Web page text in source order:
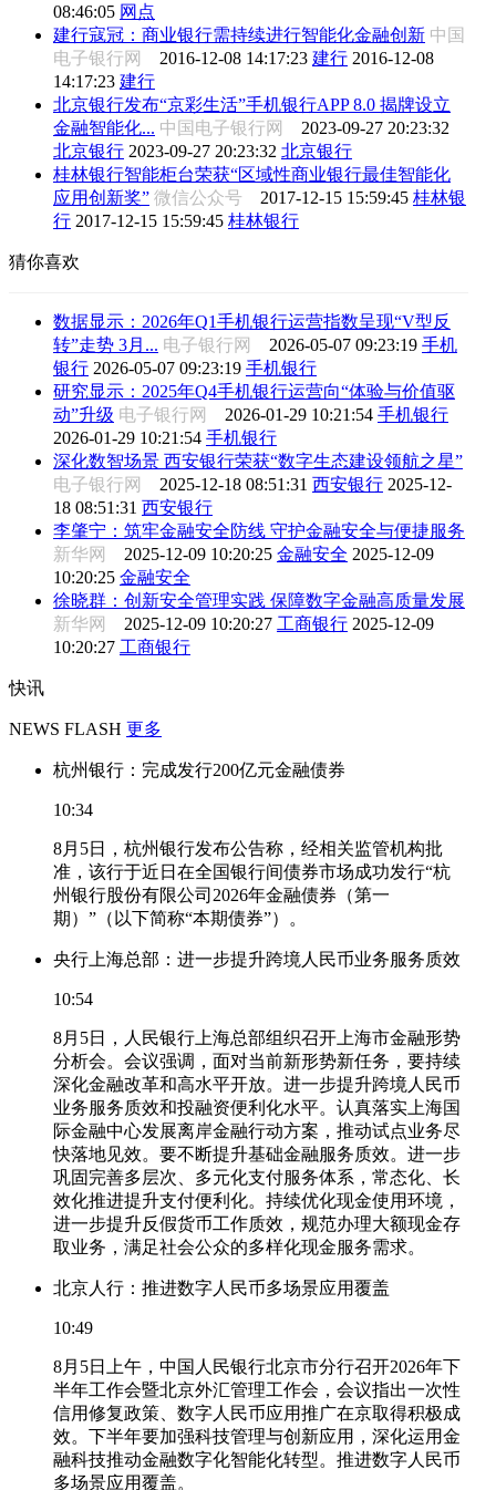
08:46:05 网点
建行寇冠：商业银行需持续进行智能化金融创新 中国
电子银行网 2016-12-08 14:17:23 建行 2016-12-08
14:17:23 建行
北京银行发布“京彩生活”手机银行APP 8.0 揭牌设立
金融智能化... 中国电子银行网 2023-09-27 20:23:32
北京银行 2023-09-27 20:23:32 北京银行
桂林银行智能柜台荣获“区域性商业银行最佳智能化
应用创新奖” 微信公众号 2017-12-15 15:59:45 桂林银
行 2017-12-15 15:59:45 桂林银行
猜你喜欢
数据显示：2026年Q1手机银行运营指数呈现“V型反
转”走势 3月... 电子银行网 2026-05-07 09:23:19 手机
银行 2026-05-07 09:23:19 手机银行
研究显示：2025年Q4手机银行运营向“体验与价值驱
动”升级 电子银行网 2026-01-29 10:21:54 手机银行
2026-01-29 10:21:54 手机银行
深化数智场景 西安银行荣获“数字生态建设领航之星”
电子银行网 2025-12-18 08:51:31 西安银行 2025-12-
18 08:51:31 西安银行
李肇宁：筑牢金融安全防线 守护金融安全与便捷服务
新华网 2025-12-09 10:20:25 金融安全 2025-12-09
10:20:25 金融安全
徐晓群：创新安全管理实践 保障数字金融高质量发展
新华网 2025-12-09 10:20:27 工商银行 2025-12-09
10:20:27 工商银行
快讯
NEWS FLASH 更多
杭州银行：完成发行200亿元金融债券
10:34
8月5日，杭州银行发布公告称，经相关监管机构批
准，该行于近日在全国银行间债券市场成功发行“杭
州银行股份有限公司2026年金融债券（第一
期）”（以下简称“本期债券”）。
央行上海总部：进一步提升跨境人民币业务服务质效
10:54
8月5日，人民银行上海总部组织召开上海市金融形势
分析会。会议强调，面对当前新形势新任务，要持续
深化金融改革和高水平开放。进一步提升跨境人民币
业务服务质效和投融资便利化水平。认真落实上海国
际金融中心发展离岸金融行动方案，推动试点业务尽
快落地见效。要不断提升基础金融服务质效。进一步
巩固完善多层次、多元化支付服务体系，常态化、长
效化推进提升支付便利化。持续优化现金使用环境，
进一步提升反假货币工作质效，规范办理大额现金存
取业务，满足社会公众的多样化现金服务需求。
北京人行：推进数字人民币多场景应用覆盖
10:49
8月5日上午，中国人民银行北京市分行召开2026年下
半年工作会暨北京外汇管理工作会，会议指出一次性
信用修复政策、数字人民币应用推广在京取得积极成
效。下半年要加强科技管理与创新应用，深化运用金
融科技推动金融数字化智能化转型。推进数字人民币
多场景应用覆盖。